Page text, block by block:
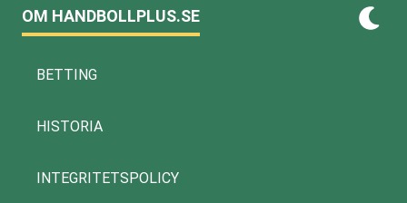
OM HANDBOLLPLUS.SE
BETTING
HISTORIA
INTEGRITETSPOLICY